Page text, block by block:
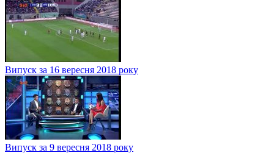
Випуск за 16 вересня 2018 року
Випуск за 9 вересня 2018 року